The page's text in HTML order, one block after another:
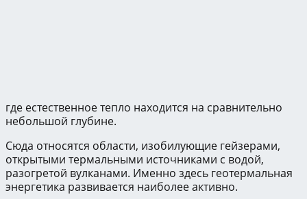
где естественное тепло находится на сравнительно
небольшой глубине.
Сюда относятся области, изобилующие гейзерами,
открытыми термальными источниками с водой,
разогретой вулканами. Именно здесь геотермальная
энергетика развивается наиболее активно.